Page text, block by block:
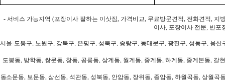
- 서비스 가능지역 (포장이사 잘하는 이삿짐, 가격비교, 무료방문견적, 전화견적,
이사, 포장이사 전문, 반포
서울-도봉구, 노원구, 강북구, 은평구, 성북구, 중랑구, 동대문구, 광진구, 성동구, 용
도봉동, 방학동, 쌍문동, 창동, 공릉동, 상계동, 월계동, 중계동, 하계동, 중계본동,
동소문동, 보문동, 삼선동, 석관동, 성북동, 안암동, 장위동, 종암동, 하월곡동, 상월